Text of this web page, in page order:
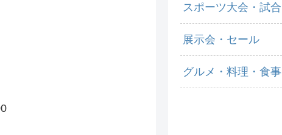
スポーツ大会・試合
展示会・セール
グルメ・料理・食事